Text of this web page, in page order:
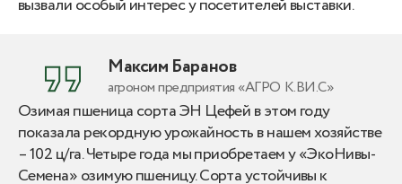
вызвали особый интерес у посетителей выставки.
Озимая пшеница сорта ЭН Цефей в этом году
показала рекордную урожайность в нашем хозяйстве
– 102 ц/га. Четыре года мы приобретаем у «ЭкоНивы-
Семена» озимую пшеницу. Сорта устойчивы к
Максим Баранов
агроном предприятия «АГРО К.ВИ.С»